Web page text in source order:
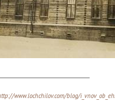
www.lochchilov.com/blog/